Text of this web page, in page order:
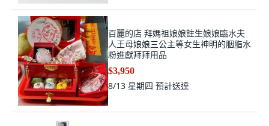
人王母娘娘三公主等女生神明的胭脂水
粉進獻拜拜用品
$3,950
8/13 星期四